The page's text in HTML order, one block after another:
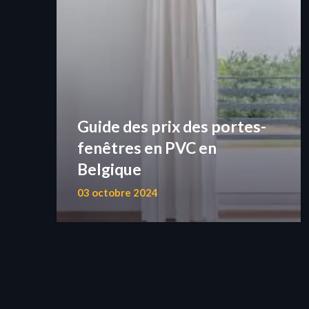
Guide des prix des portes-
fenêtres en PVC en
Belgique
03 octobre 2024